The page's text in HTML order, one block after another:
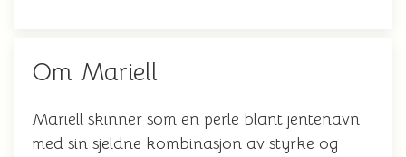
Om Mariell
Mariell skinner som en perle blant jentenavn
med sin sjeldne kombinasjon av styrke og